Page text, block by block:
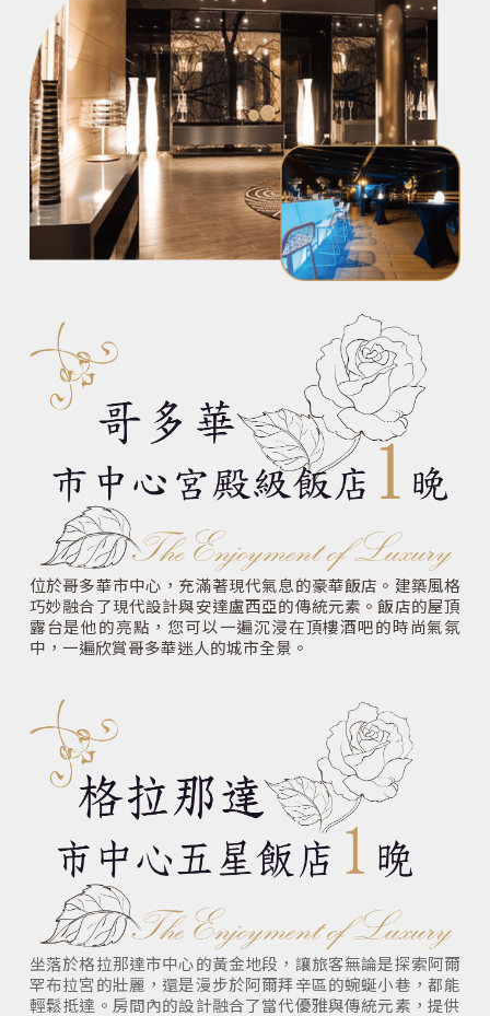
位於哥多華市中心，充滿著現代氣息的豪華飯店。建築風格
巧妙融合了現代設計與安達盧西亞的傳統元素。飯店的屋頂
露台是他的亮點，您可以一遍沉浸在頂樓酒吧的時尚氣氛
中，一遍欣賞哥多華迷人的城市全景。
坐落於格拉那達市中心的黃金地段，讓旅客無論是探索阿爾
罕布拉宮的壯麗，還是漫步於阿爾拜辛區的蜿蜒小巷，都能
輕鬆抵達。房間內的設計融合了當代優雅與傳統元素，提供